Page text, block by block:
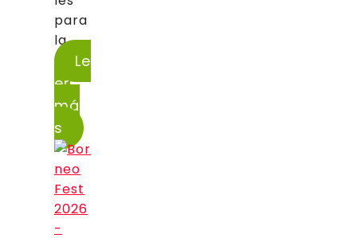
para
la...
Le
er
má
s